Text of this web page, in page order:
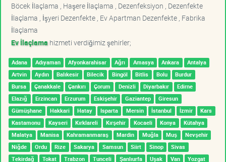
Böcek İlaçlama , Haşere İlaçlama , Dezenfeksiyon , Dezenfekte
İlaçlama , İşyeri Dezenfekte , Ev Apartman Dezenfekte , Fabrika
İlaçlama
Ev İlaçlama hizmeti verdiğimiz şehirler;
Adana Adıyaman Afyonkarahisar Ağrı Amasya Ankara
Antalya
Artvin
Aydın Balıkesir Bilecik Bingöl Bitlis Bolu
Burdur
Bursa
Çanakkale Çankırı Çorum Denizli Diyarbakır
Edirne
Elazığ
Erzincan Erzurum Eskişehir Gaziantep
Giresun
Gümüşhane
Hakkari Hatay Isparta Mersin İstanbul İzmir
Kars
Kastamonu
Kayseri Kırklareli Kırşehir Kocaeli Konya
Kütahya
Malatya
Manisa Kahramanmaraş Mardin Muğla Muş
Nevşehir
Niğde
Ordu Rize Sakarya Samsun Siirt Sinop
Sivas
Tekirdağ
Tokat Trabzon Tunceli Şanlıurfa Uşak Van Yozgat